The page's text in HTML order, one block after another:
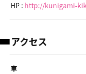
HP : http://kunigami-
アクセス
車